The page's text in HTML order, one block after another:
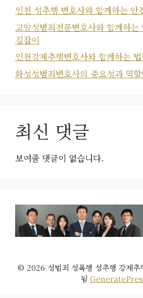
인천 성추행 변호사와 함께하는 안
고양성범죄전문변호사와 함께하
길잡이
인천강제추행변호사와 함께하는
화성성범죄변호사의 중요성과 역
최신 댓글
보여줄 댓글이 없습니다.
© 2026 성범죄 성폭행 성추행 강제추
됨